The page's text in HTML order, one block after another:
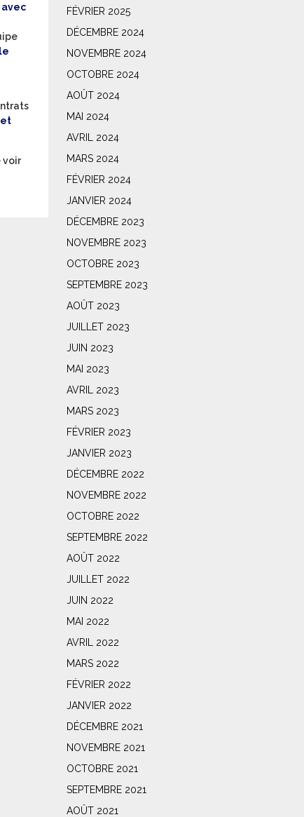
voir
FÉVRIER 2025
DÉCEMBRE 2024
NOVEMBRE 2024
OCTOBRE 2024
AOÛT 2024
MAI 2024
AVRIL 2024
MARS 2024
FÉVRIER 2024
JANVIER 2024
DÉCEMBRE 2023
NOVEMBRE 2023
OCTOBRE 2023
SEPTEMBRE 2023
AOÛT 2023
JUILLET 2023
JUIN 2023
MAI 2023
AVRIL 2023
MARS 2023
FÉVRIER 2023
JANVIER 2023
DÉCEMBRE 2022
NOVEMBRE 2022
OCTOBRE 2022
SEPTEMBRE 2022
AOÛT 2022
JUILLET 2022
JUIN 2022
MAI 2022
AVRIL 2022
MARS 2022
FÉVRIER 2022
JANVIER 2022
DÉCEMBRE 2021
NOVEMBRE 2021
OCTOBRE 2021
SEPTEMBRE 2021
AOÛT 2021